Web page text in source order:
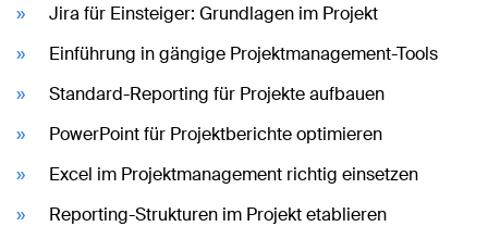
Jira für Einsteiger: Grundlagen im Projekt
Einführung in gängige Projektmanagement-Tools
Standard-Reporting für Projekte aufbauen
PowerPoint für Projektberichte optimieren
Excel im Projektmanagement richtig einsetzen
Reporting-Strukturen im Projekt etablieren